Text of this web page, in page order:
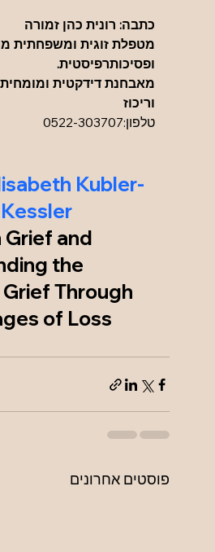
כתבה: רונית כהן זמורה
מטפלת זוגית ומשפחתית
ופסיכותרפיסטית.
מאבחנת דידקטית
וריכוז
טלפון:0522-303707
Kubler-
Grief and
the
Through
of Loss
פוסטים אחרונים